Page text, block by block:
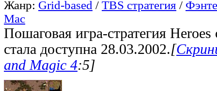
Жанр: Grid-based / TBS стратегия /
Mac
Пошаговая игра-стратегия
стала доступна 28.03.2002.[
and Magic 4:5]